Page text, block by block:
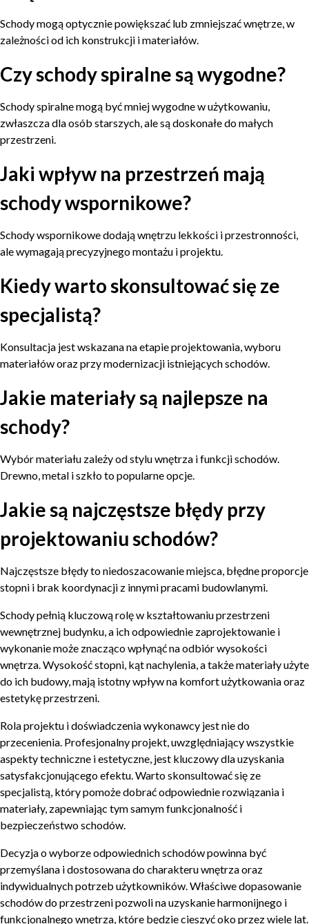
Schody mogą optycznie powiększać lub zmniejszać wnętrze, w
zależności od ich konstrukcji i materiałów.
Czy schody spiralne są wygodne?
Schody spiralne mogą być mniej wygodne w użytkowaniu,
zwłaszcza dla osób starszych, ale są doskonałe do małych
przestrzeni.
Jaki wpływ na przestrzeń mają
schody wspornikowe?
Schody wspornikowe dodają wnętrzu lekkości i przestronności,
ale wymagają precyzyjnego montażu i projektu.
Kiedy warto skonsultować się ze
specjalistą?
Konsultacja jest wskazana na etapie projektowania, wyboru
materiałów oraz przy modernizacji istniejących schodów.
Jakie materiały są najlepsze na
schody?
Wybór materiału zależy od stylu wnętrza i funkcji schodów.
Drewno, metal i szkło to popularne opcje.
Jakie są najczęstsze błędy przy
projektowaniu schodów?
Najczęstsze błędy to niedoszacowanie miejsca, błędne proporcje
stopni i brak koordynacji z innymi pracami budowlanymi.
Schody pełnią kluczową rolę w kształtowaniu przestrzeni
wewnętrznej budynku, a ich odpowiednie zaprojektowanie i
wykonanie może znacząco wpłynąć na odbiór wysokości
wnętrza. Wysokość stopni, kąt nachylenia, a także materiały użyte
do ich budowy, mają istotny wpływ na komfort użytkowania oraz
estetykę przestrzeni.
Rola projektu i doświadczenia wykonawcy jest nie do
przecenienia. Profesjonalny projekt, uwzględniający wszystkie
aspekty techniczne i estetyczne, jest kluczowy dla uzyskania
satysfakcjonującego efektu. Warto skonsultować się ze
specjalistą, który pomoże dobrać odpowiednie rozwiązania i
materiały, zapewniając tym samym funkcjonalność i
bezpieczeństwo schodów.
Decyzja o wyborze odpowiednich schodów powinna być
przemyślana i dostosowana do charakteru wnętrza oraz
indywidualnych potrzeb użytkowników. Właściwe dopasowanie
schodów do przestrzeni pozwoli na uzyskanie harmonijnego i
funkcjonalnego wnętrza, które będzie cieszyć oko przez wiele lat.